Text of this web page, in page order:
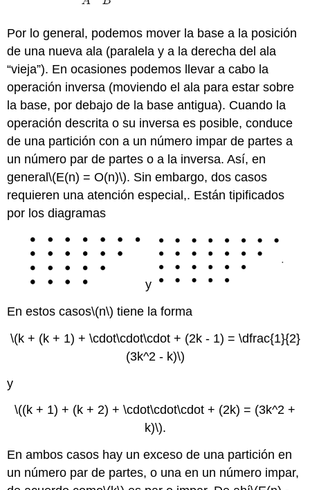
Por lo general, podemos mover la base a la posición
de una nueva ala (paralela y a la derecha del ala
“vieja”). En ocasiones podemos llevar a cabo la
operación inversa (moviendo el ala para estar sobre
la base, por debajo de la base antigua). Cuando la
operación descrita o su inversa es posible, conduce
de una partición con a un número impar de partes a
un número par de partes o a la inversa. Así, en
general\(E(n) = O(n)\). Sin embargo, dos casos
requieren una atención especial,. Están tipificados
por los diagramas
y
En estos casos\(n\) tiene la forma
\(k + (k + 1) + \cdot\cdot\cdot + (2k - 1) = \dfrac{1}{2}
(3k^2 - k)\)
y
\((k + 1) + (k + 2) + \cdot\cdot\cdot + (2k) = (3k^2 +
k)\).
En ambos casos hay un exceso de una partición en
un número par de partes, o una en un número impar,